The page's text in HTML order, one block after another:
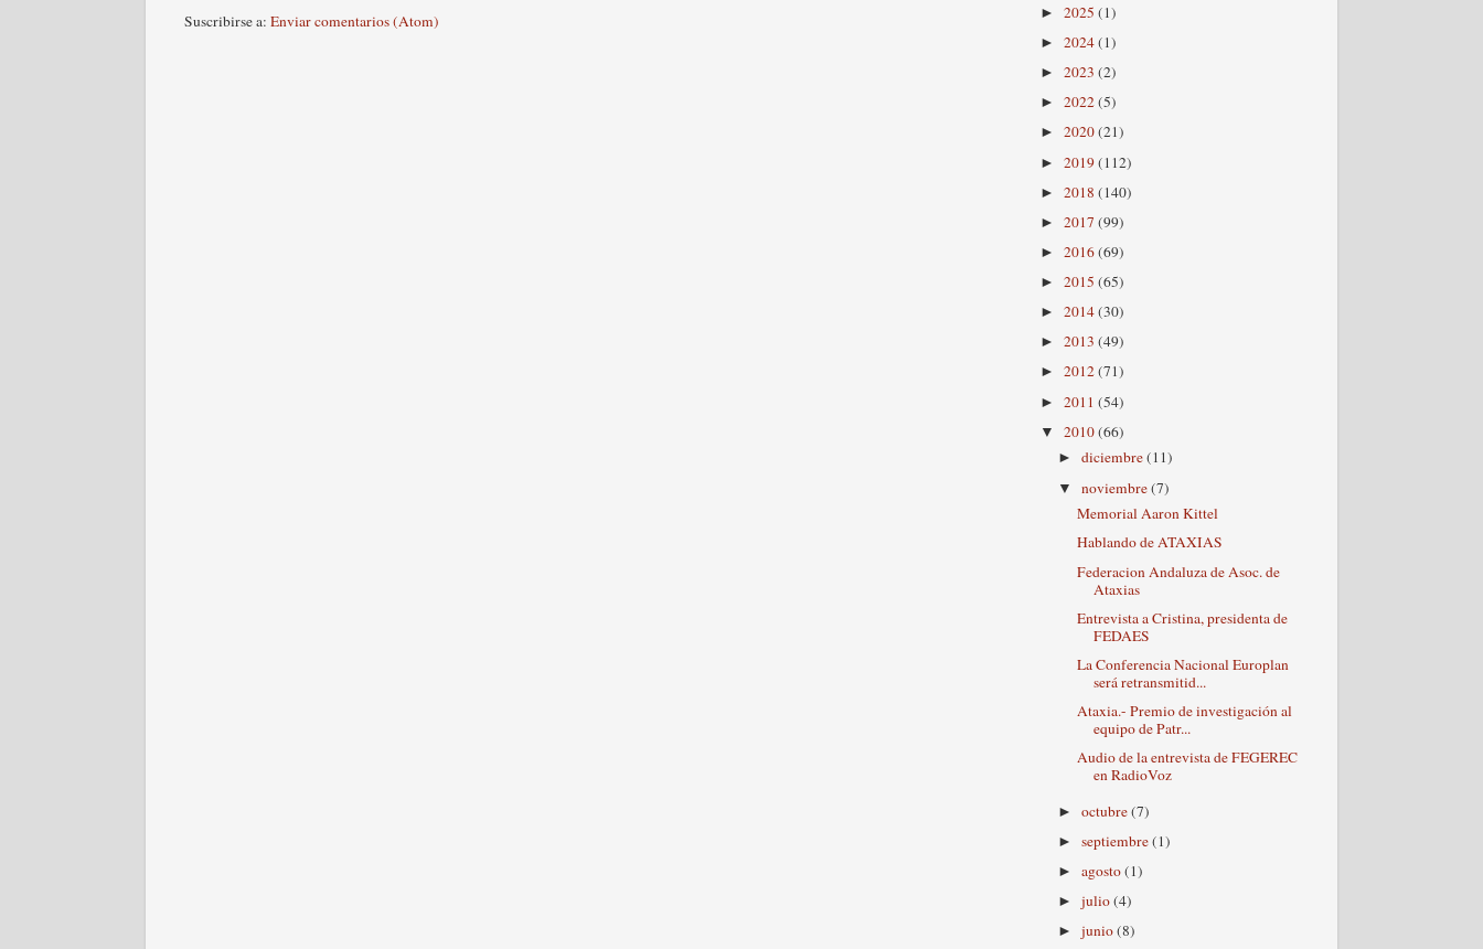
Suscribirse a: Enviar comentarios (Atom)
► 2025 (1)
► 2024(1)
► 2023 (2)
► 2022(5)
► 2020(21)
► 2019(112)
► 2018 (140)
► 2017 (99)
► 2016(69)
► 2015 (65)
► 2014(30)
► 2013 (49)
► 2012(71)
► 2011 (54)
▼ 2010(66)
►diciembre(11)
▼noviembre(7)
Memorial Aaron Kittel
Hablando de ATAXIAS
Federacion Andaluza de Asoc. de
Ataxias
Entrevista a Cristina, presidenta de
FEDAES
La Conferencia Nacional Europlan
será retransmitid...
Ataxia.- Premio de investigación al
equipo de Patr...
Audio de la entrevista de FEGEREC
en RadioVoz
►octubre(7)
►septiembre(1)
►agosto(1)
►julio(4)
►junio(8)